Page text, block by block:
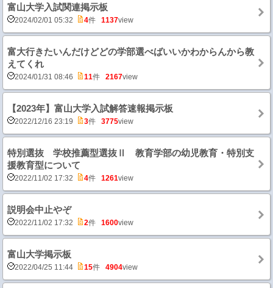
富山大学入試関連掲示板
2024/02/01 05:32 4件 1137view
富大行きたいんだけどどの学部選べばいいかわからんから教
えてくれ
2024/01/31 08:46 11件 2167view
【2023年】富山大学入試解答速報掲示板
2022/12/16 23:19 3件 3775view
特別選抜 学校推薦型選抜Ⅱ 教育学部の幼児教育・特別支
援教育型について
2022/11/02 17:32 4件 1261view
説明会中止やぞ
2022/11/02 17:32 2件 1600view
富山大学掲示板
2022/04/25 11:44 15件 4904view